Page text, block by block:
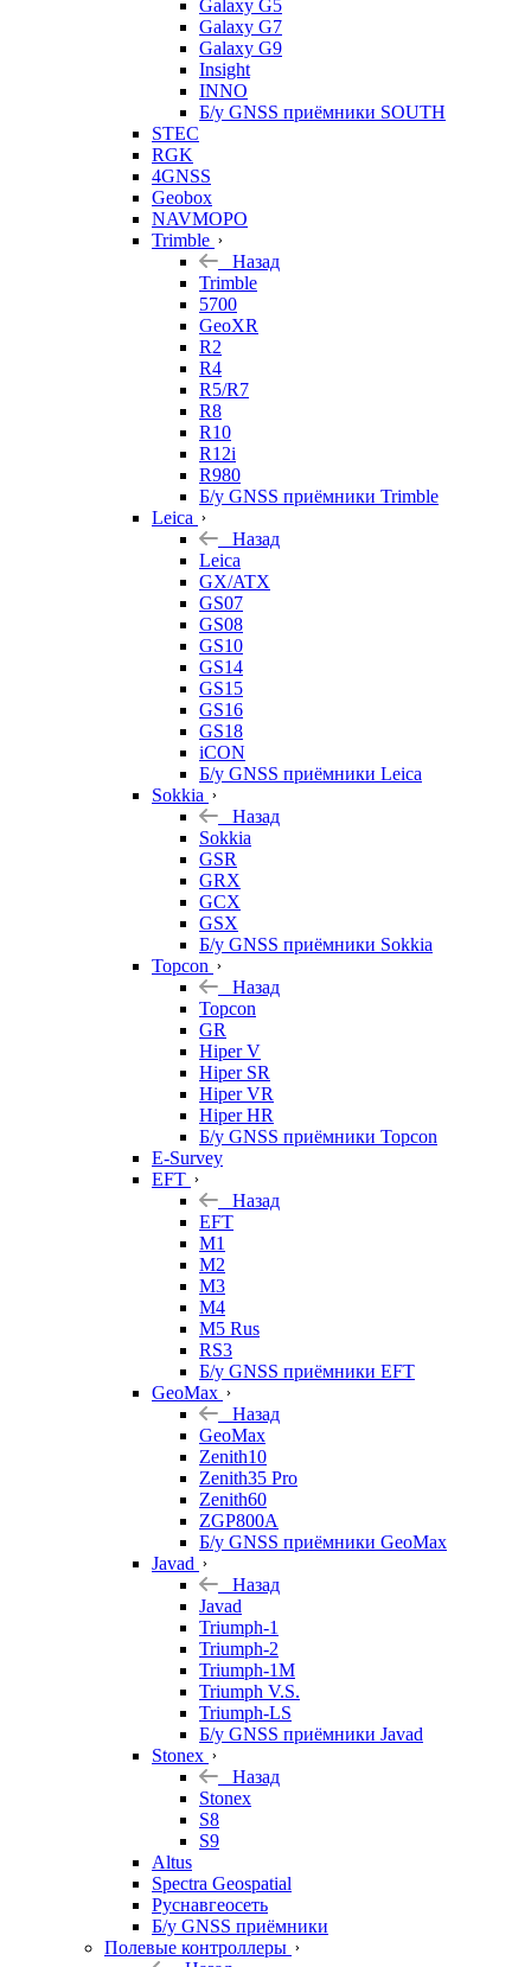
Galaxy G5
Galaxy G7
Galaxy G9
Insight
INNO
Б/у GNSS приёмники SOUTH
STEC
RGK
4GNSS
Geobox
NAVMOPO
Trimble
Назад
Trimble
5700
GeoXR
R2
R4
R5/R7
R8
R10
R12i
R980
Б/у GNSS приёмники Trimble
Leica
Назад
Leica
GX/ATX
GS07
GS08
GS10
GS14
GS15
GS16
GS18
iCON
Б/у GNSS приёмники Leica
Sokkia
Назад
Sokkia
GSR
GRX
GCX
GSX
Б/у GNSS приёмники Sokkia
Topcon
Назад
Topcon
GR
Hiper V
Hiper SR
Hiper VR
Hiper HR
Б/у GNSS приёмники Topcon
E-Survey
EFT
Назад
EFT
M1
M2
M3
M4
M5 Rus
RS3
Б/у GNSS приёмники EFT
GeoMax
Назад
GeoMax
Zenith10
Zenith35 Pro
Zenith60
ZGP800A
Б/у GNSS приёмники GeoMax
Javad
Назад
Javad
Triumph-1
Triumph-2
Triumph-1M
Triumph V.S.
Triumph-LS
Б/у GNSS приёмники Javad
Stonex
Назад
Stonex
S8
S9
Altus
Spectra Geospatial
Руснавгеосеть
Б/у GNSS приёмники
Полевые контроллеры